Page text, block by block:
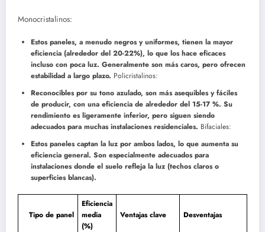
Monocristalinos:
Estos paneles, a menudo negros y uniformes, tienen la mayor
eficiencia (alrededor del 20-22%), lo que los hace eficaces
incluso con poca luz. Generalmente son más caros, pero ofrecen
estabilidad a largo plazo. Policristalinos:
Reconocibles por su tono azulado, son más asequibles y fáciles
de producir, con una eficiencia de alrededor del 15-17 %. Su
rendimiento es ligeramente inferior, pero siguen siendo
adecuados para muchas instalaciones residenciales. Bifaciales:
Estos paneles captan la luz por ambos lados, lo que aumenta su
eficiencia general. Son especialmente adecuados para
instalaciones donde el suelo refleja la luz (techos claros o
superficies blancas).
Tipo de panel
Eficiencia
media
(%)
Ventajas clave Desventajas